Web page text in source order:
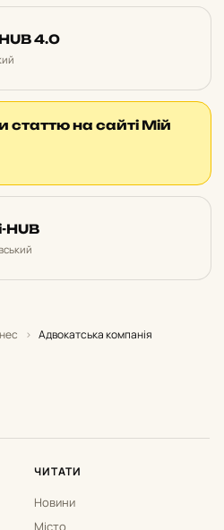
4.0
статтю на сайті Мій
HUB
› Адвокатська компанія
ЧИТАТИ
Новини
Місто